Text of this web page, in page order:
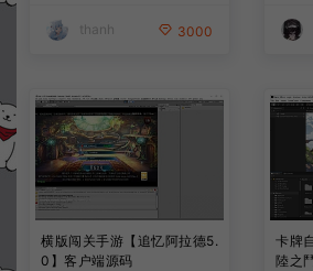
thanh 3000
横版闯关手游【追忆阿拉德5.
0】客户端源码
卡牌
陸之